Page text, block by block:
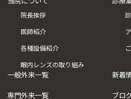
院長挨拶
医師紹介
各種設備紹介
眼内レンズの取り組み
一般外来一覧
専門外来一覧
新着
ブロ